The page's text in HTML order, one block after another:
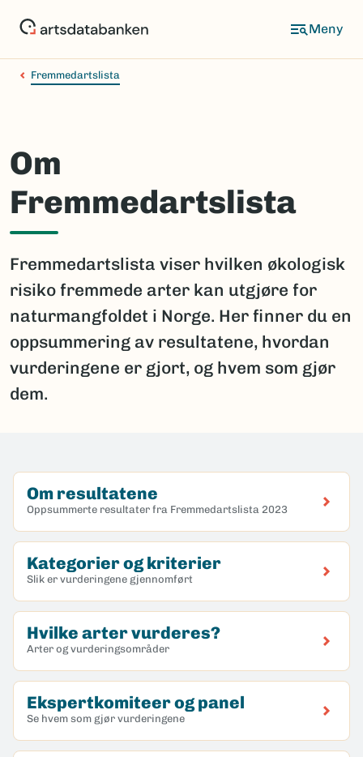
Fremmedartslista
Om
Fremmedartslista
Fremmedartslista viser hvilken økologisk
risiko fremmede arter kan utgjøre for
naturmangfoldet i Norge. Her finner du en
oppsummering av resultatene, hvordan
vurderingene er gjort, og hvem som gjør
dem.
Om resultatene
Oppsummerte resultater fra Fremmedartslista 2023
Kategorier og kriterier
Slik er vurderingene gjennomført
Hvilke arter vurderes?
Arter og vurderingsområder
Ekspertkomiteer og panel
Se hvem som gjør vurderingene